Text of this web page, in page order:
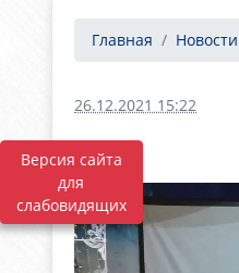
Версия сайта
для
слабовидящих
Главная Новости
26.12.2021 15:22